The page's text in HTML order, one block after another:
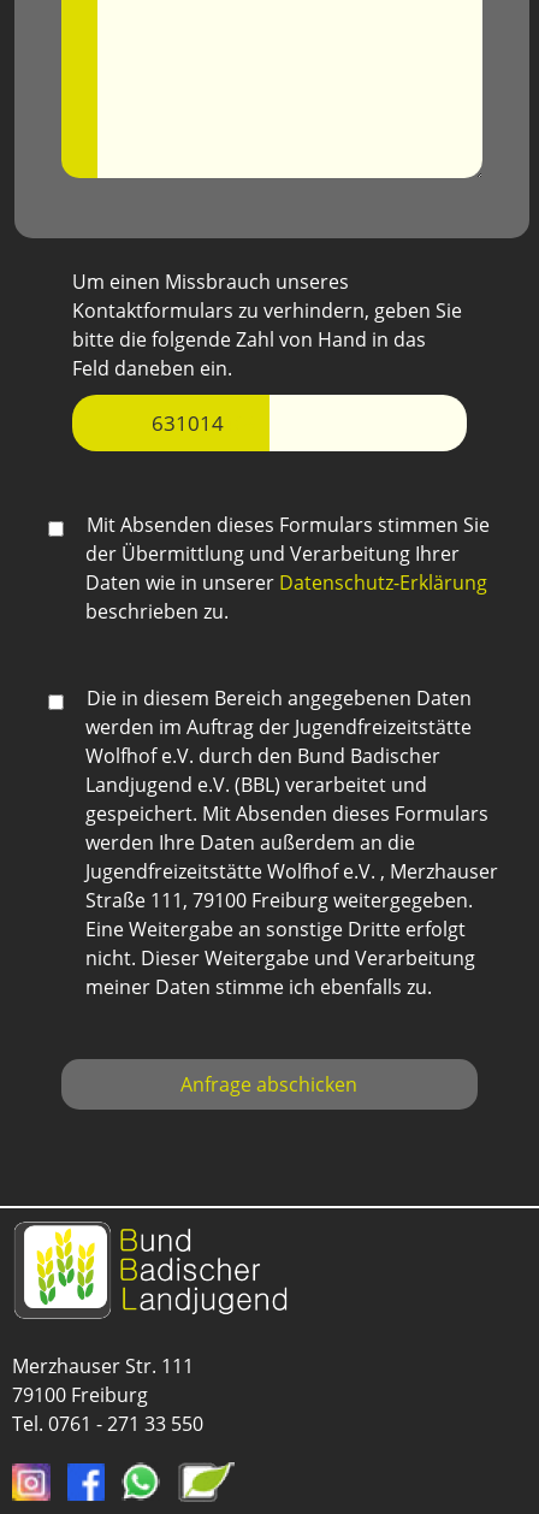
Um einen Missbrauch unseres
Kontaktformulars zu verhindern, geben Sie
bitte die folgende Zahl von Hand in das
Feld daneben ein.
631014406
Mit Absenden dieses Formulars stimmen Sie
der Übermittlung und Verarbeitung Ihrer
Daten wie in unserer Datenschutz-Erklärung
beschrieben zu.
Die in diesem Bereich angegebenen Daten
werden im Auftrag der Jugendfreizeitstätte
Wolfhof e.V. durch den Bund Badischer
Landjugend e.V. (BBL) verarbeitet und
gespeichert. Mit Absenden dieses Formulars
werden Ihre Daten außerdem an die
Jugendfreizeitstätte Wolfhof e.V. , Merzhauser
Straße 111, 79100 Freiburg weitergegeben.
Eine Weitergabe an sonstige Dritte erfolgt
nicht. Dieser Weitergabe und Verarbeitung
meiner Daten stimme ich ebenfalls zu.
Merzhauser Str. 111
79100 Freiburg
Tel. 0761 - 271 33 550